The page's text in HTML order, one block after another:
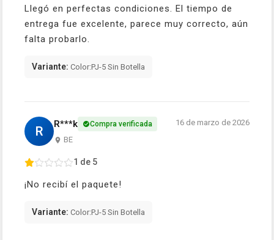
Llegó en perfectas condiciones. El tiempo de
entrega fue excelente, parece muy correcto, aún
falta probarlo.
Variante: Color:PJ-5 Sin Botella
R R***k Compra verificada
BE
16 de marzo de 2026
1 de 5
¡No recibí el paquete!
Variante: Color:PJ-5 Sin Botella